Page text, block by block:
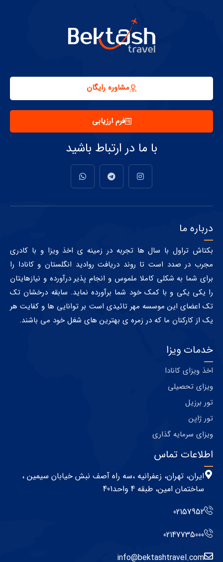
مشاوره رایگان
فرم ارزیابی
با ما در ارتباط باشید
درباره ما
بکتاش تراول با سال ها تجربه در زمینه ی اخذ ویزا و با کادری
مجرب در صدد است تا روند دریافت روادید انگلستان و کانادا را
برای شما به شکلی کاملا ملموس و انجام پذیر درآورده و نیازهایتان
را یکی یکی و با کمک خود شما برآورده نماید. سابقه درخشان تک
تک اعضای این موسسه مهر تائیدی است بر توانایی ها و کفایت هر
یک از کارکنان ما که در زمره ی بهترین های شغل خود می باشند.
خدمات ویزا
اخذ ویزای کانادا
ویزای تحصیلی
تور برزیل
تور ژاپن
ویزای سرمایه گذاری
اطلاعات تماس
ایران، تهران، زعفرانیه ،سه راه آصف نبش خیابان سیمین ،
ساختمان امین، طبقه 4 واحد401
02157952
02147735000
info@bektashtravel.com